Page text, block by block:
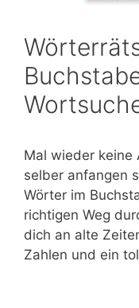
Mal wieder keine
selber anfangen
Wörter im
richtigen Weg
dich an alte
Zahlen und ein